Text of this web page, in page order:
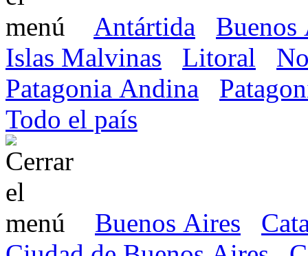
Antártida
Buenos
Islas Malvinas
Litoral
Patagonia Andina
Todo el país
Buenos Aires